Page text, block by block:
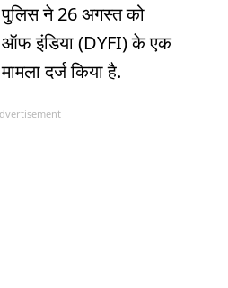
ने 26 अगस्त को
इंडिया (DYFI) के एक
दर्ज किया है.